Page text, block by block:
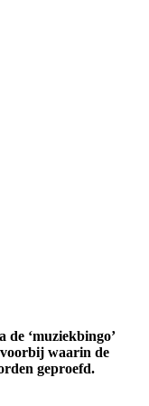
‘muziekbingo’
waarin de
geproefd.